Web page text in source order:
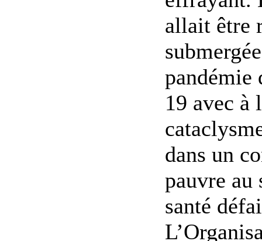
allait être
pandémie
19 avec à
dans un
pauvre au
santé